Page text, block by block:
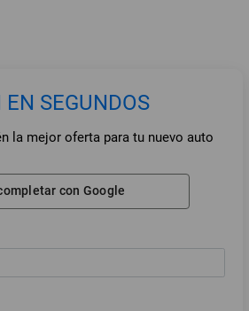
SEGUNDOS
la mejor oferta para tu nuevo auto
con Google